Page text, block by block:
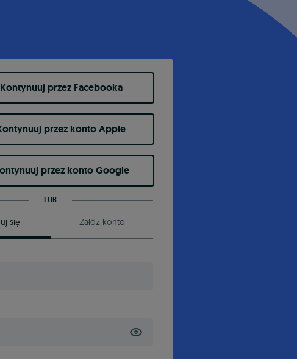
Kontynuuj przez Facebooka
przez konto Apple
przez konto Google
LUB
się Załóż konto